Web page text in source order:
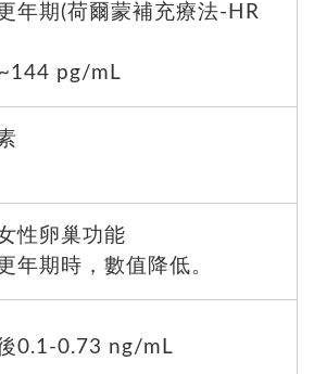
年期(荷爾蒙補充療法-HR
pg/mL
性卵巢功能
年期時，數值降低。
0.1-0.73 ng/mL